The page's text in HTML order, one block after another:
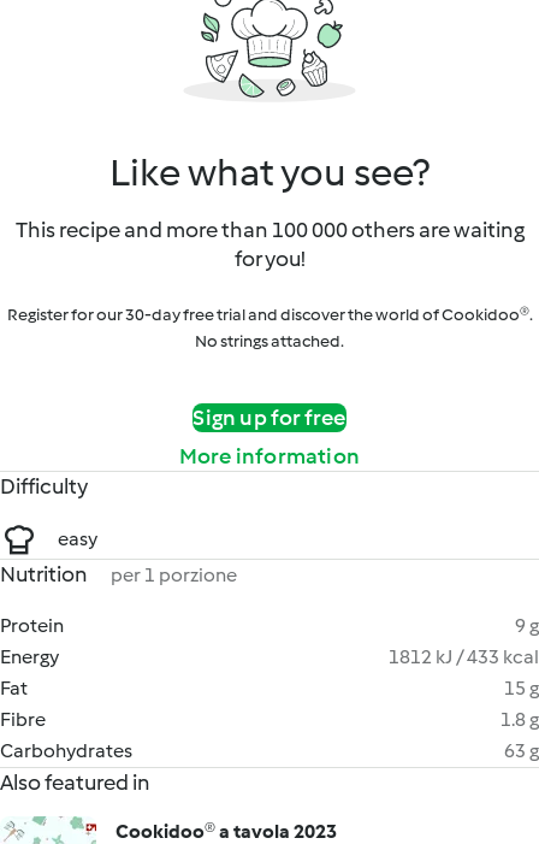
Like what you see?
This recipe and more than 100 000 others are waiting
for you!
Register for our 30-day free trial and discover the world of Cookidoo®.
No strings attached.
Sign up for free
More information
Difficulty
easy
Nutrition per 1 porzione
Protein
9 g
Energy
1812 kJ / 433 kcal
Fat
15 g
Fibre
1.8 g
Carbohydrates
63 g
Also featured in
Cookidoo® a tavola 2023